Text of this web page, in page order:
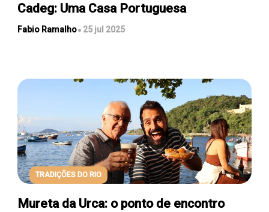
Cadeg: Uma Casa Portuguesa
Fabio Ramalho 25 jul 2025
TRADIÇÕES DO RIO
Mureta da Urca: o ponto de encontro